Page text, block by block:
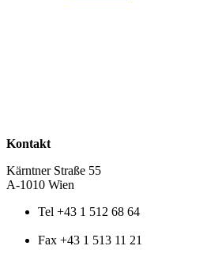
Kontakt
Kärntner Straße 55
A-1010 Wien
Tel +43 1 512 68 64
Fax +43 1 513 11 21